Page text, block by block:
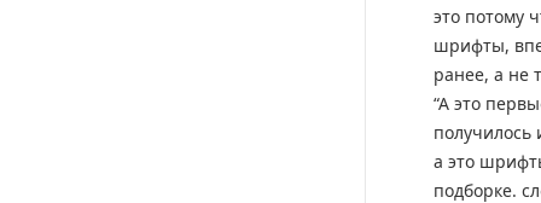
это потому
шрифты,
ранее, а не
“А это
получилось
а это
подборке.